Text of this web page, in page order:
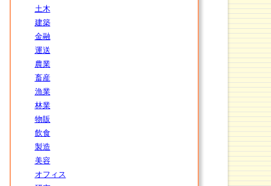
土木
建築
金融
運送
農業
畜産
漁業
林業
物販
飲食
製造
美容
オフィス